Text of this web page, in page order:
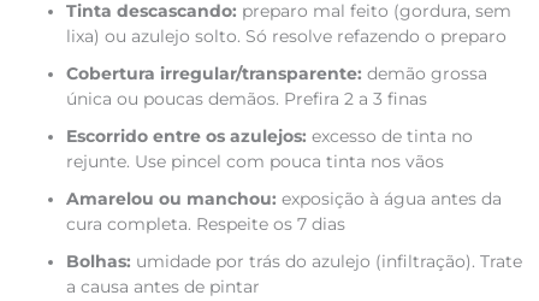
Tinta descascando: preparo mal feito (gordura, sem
lixa) ou azulejo solto. Só resolve refazendo o preparo
Cobertura irregular/transparente: demão grossa
única ou poucas demãos. Prefira 2 a 3 finas
Escorrido entre os azulejos: excesso de tinta no
rejunte. Use pincel com pouca tinta nos vãos
Amarelou ou manchou: exposição à água antes da
cura completa. Respeite os 7 dias
Bolhas: umidade por trás do azulejo (infiltração). Trate
a causa antes de pintar